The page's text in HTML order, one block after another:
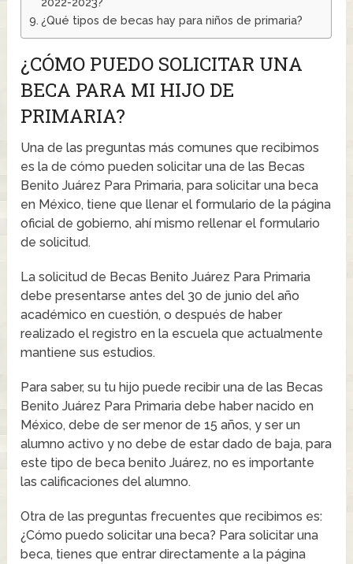
¿Qué tipos de becas hay para niños de primaria?
¿CÓMO PUEDO SOLICITAR UNA
BECA PARA MI HIJO DE
PRIMARIA?
Una de las preguntas más comunes que recibimos
es la de cómo pueden solicitar una de las Becas
Benito Juárez Para Primaria, para solicitar una beca
en México, tiene que llenar el formulario de la página
oficial de gobierno, ahí mismo rellenar el formulario
de solicitud.
La solicitud de Becas Benito Juárez Para Primaria
debe presentarse antes del 30 de junio del año
académico en cuestión, o después de haber
realizado el registro en la escuela que actualmente
mantiene sus estudios.
Para saber, su tu hijo puede recibir una de las Becas
Benito Juárez Para Primaria debe haber nacido en
México, debe de ser menor de 15 años, y ser un
alumno activo y no debe de estar dado de baja, para
este tipo de beca benito Juárez, no es importante
las calificaciones del alumno.
Otra de las preguntas frecuentes que recibimos es:
¿Cómo puedo solicitar una beca? Para solicitar una
beca, tienes que entrar directamente a la página